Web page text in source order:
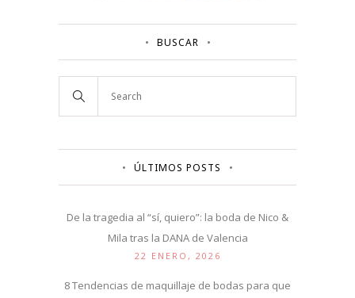
BUSCAR
ÚLTIMOS POSTS
De la tragedia al “sí, quiero”: la boda de Nico &
Mila tras la DANA de Valencia
22 ENERO, 2026
8 Tendencias de maquillaje de bodas para que